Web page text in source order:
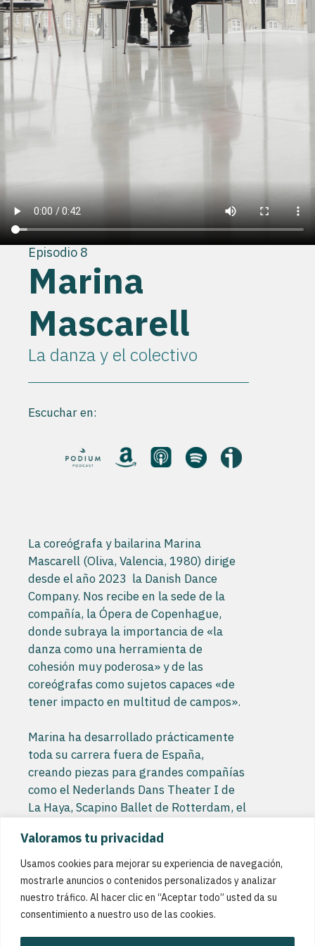
Valoramos tu privacidad
Usamos cookies para mejorar su experiencia de navegación,
mostrarle anuncios o contenidos personalizados y analizar
nuestro tráfico. Al hacer clic en “Aceptar todo” usted da su
consentimiento a nuestro uso de las cookies.
Episodio 8
Marina
Mascarell
La danza y el colectivo
Escuchar en:
La coreógrafa y bailarina Marina
Mascarell (Oliva, Valencia, 1980) dirige
desde el año 2023 la Danish Dance
Company. Nos recibe en la sede de la
compañía, la Ópera de Copenhague,
donde subraya la importancia de «la
danza como una herramienta de
cohesión muy poderosa» y de las
coreógrafas como sujetos capaces «de
tener impacto en multitud de campos».
Marina ha desarrollado prácticamente
toda su carrera fuera de España,
creando piezas para grandes compañías
como el Nederlands Dans Theater I de
La Haya, Scapino Ballet de Rotterdam, el
Lyon.